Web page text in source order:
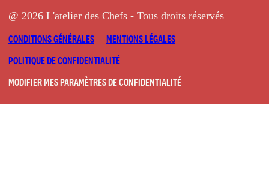
@ 2026 L'atelier des Chefs - Tous droits réservés
CONDITIONS GÉNÉRALES
MENTIONS LÉGALES
POLITIQUE DE CONFIDENTIALITÉ
MODIFIER MES PARAMÈTRES DE CONFIDENTIALITÉ